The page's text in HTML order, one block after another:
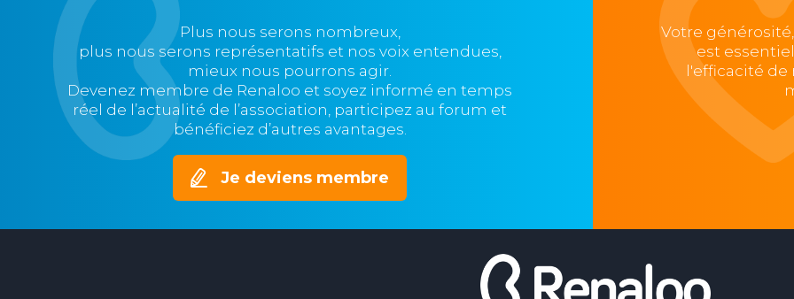
Plus nous serons nombreux,
plus nous serons représentatifs et nos voix entendues,
mieux nous pourrons agir.
Devenez membre de Renaloo et soyez informé en temps
réel de l’actualité de l’association, participez au forum et
bénéficiez d’autres avantages.
Je deviens membre
Votre
est
l'efficacité de